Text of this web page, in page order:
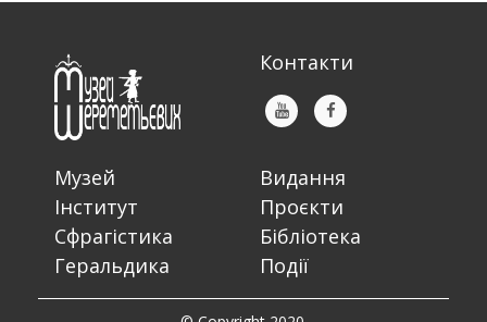
Контакти
Музей
Інститут
Сфрагістика
Геральдика
Видання
Проєкти
Бібліотека
Події